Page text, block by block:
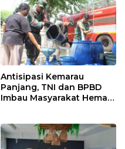
Antisipasi Kemarau
Panjang, TNI dan BPBD
Imbau Masyarakat Hemat